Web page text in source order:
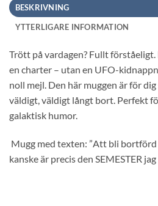
BESKRIVNING
YTTERLIGARE INFORMATION
Trött på vardagen? Fullt
en charter – utan en UFO-
noll mejl. Den här muggen är för
väldigt, väldigt långt bort. Perfekt
galaktisk humor.
Mugg med texten: ”Att bli bortförd
kanske är precis den SEMESTER